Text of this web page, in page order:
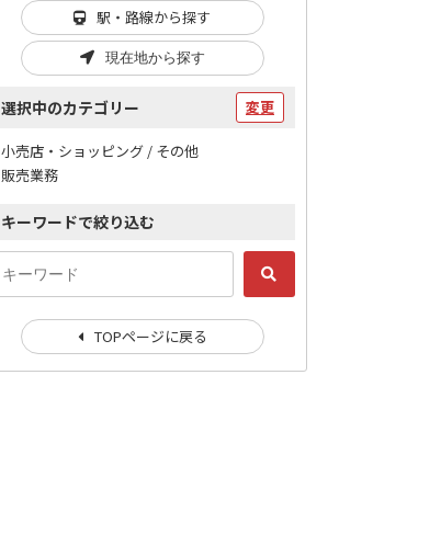
駅・路線から探す
現在地から探す
選択中のカテゴリー 変更
小売店・ショッピング / その他
販売業務
キーワードで絞り込む
TOPページに戻る